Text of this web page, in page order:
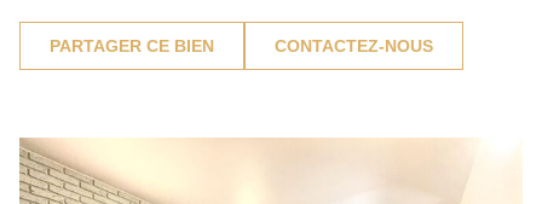
PARTAGER CE BIEN CONTACTEZ-NOUS